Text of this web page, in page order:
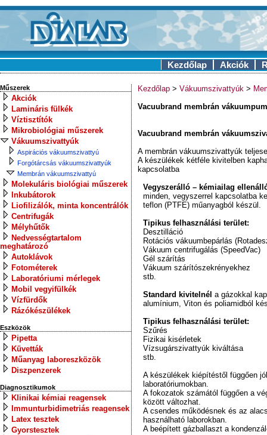
Kezdőlap Akciók
Műszerek
Akciók
Lamináris fülkék
Víztisztítók
Mikrobiológiai műszerek
Vákuumszivattyúk
Aspirációs vákuumszivattyú
Forgótárcsás vákuumszivattyúk
Membrán vákuumszivattyú
Molekuláris biológiai műszerek
Inkubátorok
Liofilizálók, minta koncentrálók
Centrifugák
Mélyhűtők
Nedvességtartalom
meghatározó
Autoklávok
Fotométerek
Laboratóriumi mérlegek
Mobil vegyifülkék
Vízfürdők
Rázókészülékek
Eszközök
Pipetta
Küvetták
Műanyag laboreszközök
Diszpenzerek
Diagnosztikumok
Klinikai kémiai reagensek
Immunturbidimetriás reagensek
Latex tesztek
Gyorstesztek
Kezdőlap > Vákuumszivattyúk >
Vacuubrand membrán
Vacuubrand membrán
A membrán vákuumszivattyúk
A készülékek kétféle kivitelben
kapcsolatba
Vegyszerálló – kémiailag
minden, vegyszerrel kapcsolatba
teflon (PTFE) műanyagból készül.
Tipikus felhasználási terület:
Desztilláció
Rotációs vákuumbepárlás
Vákuum centrifugálás (SpeedVac)
Gél szárítás
Vákuum szárítószekrényekhez
stb.
Standard kivitelnéla gázokkal
alumínium, Viton és poliamidból
Tipikus felhasználási terület:
Szűrés
Fizikai kisérletek
Vízsugárszivattyúk kiváltása
stb.
A készülékek kiépítéstől függően
laboratóriumokban.
A fokozatok számától függően a
között változhat.
A csendes működésnek és az
használható laborokban.
A beépített gázballaszt a